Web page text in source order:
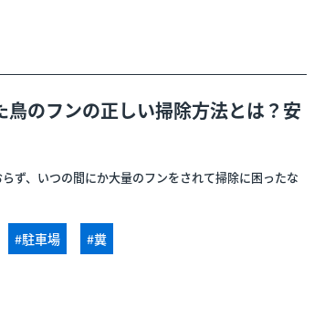
のフンの正しい掃除方法とは？安
ず、いつの間にか大量のフンをされて掃除に困ったな
#駐車場 #糞